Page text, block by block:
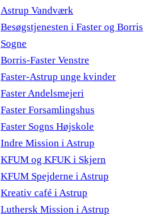
Astrup Vandværk
Besøgstjenesten i Faster og Borris
Sogne
Borris-Faster Venstre
Faster-Astrup unge kvinder
Faster Andelsmejeri
Faster Forsamlingshus
Faster Sogns Højskole
Indre Mission i Astrup
KFUM og KFUK i Skjern
KFUM Spejderne i Astrup
Kreativ café i Astrup
Luthersk Mission i Astrup